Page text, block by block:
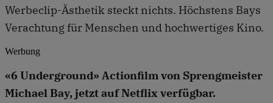
Werbeclip-Ästhetik steckt nichts. Höchstens Bays
Verachtung für Menschen und hochwertiges Kino.
Werbung
«6 Underground» Actionfilm von Sprengmeister
Michael Bay, jetzt auf Netflix verfügbar.